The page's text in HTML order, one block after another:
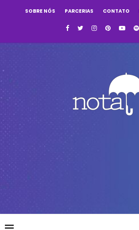
SOBRE NÓS PARCERIAS CONTATO